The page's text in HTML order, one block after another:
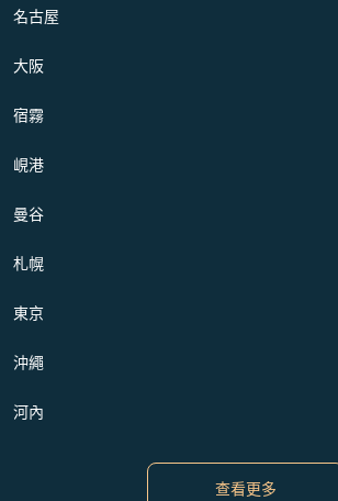
名古屋
大阪
宿霧
峴港
曼谷
札幌
東京
沖繩
河內
查看更多